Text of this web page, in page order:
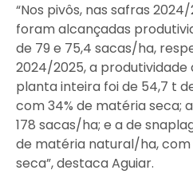
“Nos pivôs, nas safras
foram alcançadas
de 79 e 75,4 sacas/ha,
2024/2025, a produtividade
planta inteira foi de 54,7 t
com 34% de matéria seca;
178 sacas/ha; e a de
de matéria natural/ha, com
seca”, destaca Aguiar.